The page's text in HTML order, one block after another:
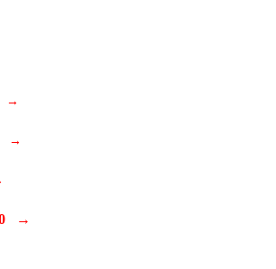
→
→
→